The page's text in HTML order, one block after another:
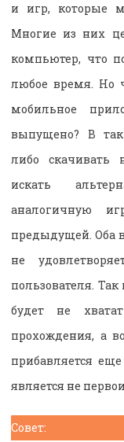
и игр, которые
Многие из них
компьютер, что
любое время. Но
мобильное
выпущено? В
либо скачивать
искать
аналогичную
предыдущей. Оба
не
пользователя.
будет не
прохождения, а
прибавляется
является не
Совет: